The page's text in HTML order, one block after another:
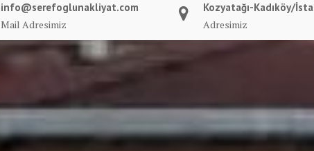
info@serefoglunakliyat.com
Mail Adresimiz
Kozyatağı-Kadıköy/
Adresimiz